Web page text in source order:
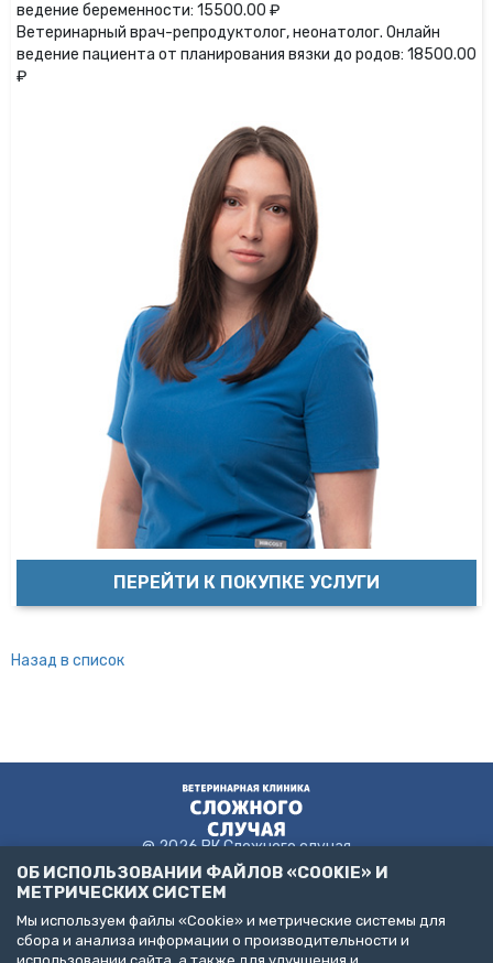
ведение беременности: 15500.00 ₽
Ветеринарный врач-репродуктолог, неонатолог. Онлайн
ведение пациента от планирования вязки до родов: 18500.00
₽
ПЕРЕЙТИ К ПОКУПКЕ УСЛУГИ
Назад в список
@ 2026 ВК Сложного случая
Пользовательское соглашение
Политика конфиденциальности
ОБ ИСПОЛЬЗОВАНИИ ФАЙЛОВ «COOKIE» И
МЕТРИЧЕСКИХ СИСТЕМ
Мы используем файлы «Cookie» и метрические системы для
сбора и анализа информации о производительности и